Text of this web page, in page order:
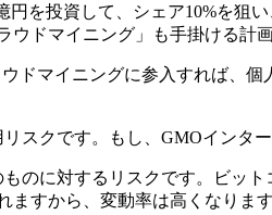
円を投資して、シェア10%を狙
ウドマイニング」も手掛ける計
ドマイニングに参入すれば、
スクです。もし、GMOインタ
のに対するリスクです。ビッ
ますから、変動率は高くなりま